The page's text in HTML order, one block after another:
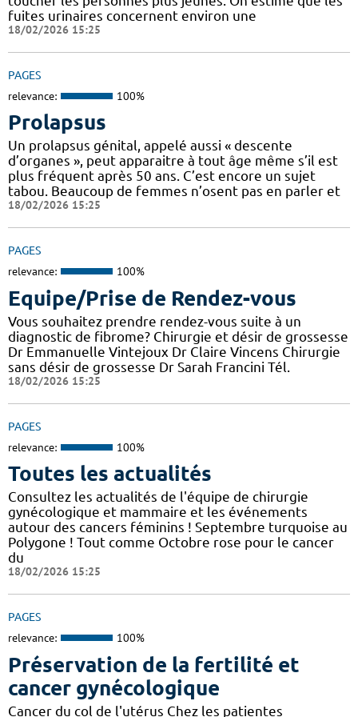
fuites urinaires concernent environ une
18/02/2026 15:25
PAGES
relevance: 100%
Prolapsus
Un prolapsus génital, appelé aussi « descente
d’organes », peut apparaitre à tout âge même s’il est
plus fréquent après 50 ans. C’est encore un sujet
tabou. Beaucoup de femmes n’osent pas en parler et
18/02/2026 15:25
PAGES
relevance: 100%
Equipe/Prise de Rendez-vous
Vous souhaitez prendre rendez-vous suite à un
diagnostic de fibrome? Chirurgie et désir de grossesse
Dr Emmanuelle Vintejoux Dr Claire Vincens Chirurgie
sans désir de grossesse Dr Sarah Francini Tél.
18/02/2026 15:25
PAGES
relevance: 100%
Toutes les actualités
Consultez les actualités de l'équipe de chirurgie
gynécologique et mammaire et les événements
autour des cancers féminins ! Septembre turquoise au
Polygone ! Tout comme Octobre rose pour le cancer
du
18/02/2026 15:25
PAGES
relevance: 100%
Préservation de la fertilité et
cancer gynécologique
Cancer du col de l'utérus Chez les patientes